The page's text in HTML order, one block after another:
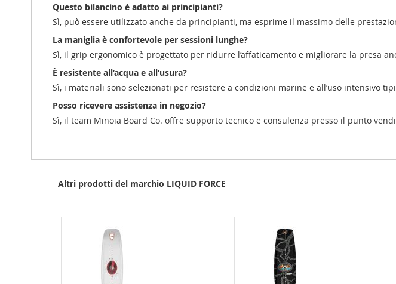
Questo bilancino è adatto ai principianti?
Sì, può essere utilizzato anche da principianti, ma esprime il massimo delle
La maniglia è confortevole per sessioni lunghe?
Sì, il grip ergonomico è progettato per ridurre l’affaticamento e migliorare la presa
È resistente all’acqua e all’usura?
Sì, i materiali sono selezionati per resistere a condizioni marine e all’uso intensivo
Posso ricevere assistenza in negozio?
Sì, il team Minoia Board Co. offre supporto tecnico e consulenza presso il punto
Altri prodotti del marchio LIQUID FORCE